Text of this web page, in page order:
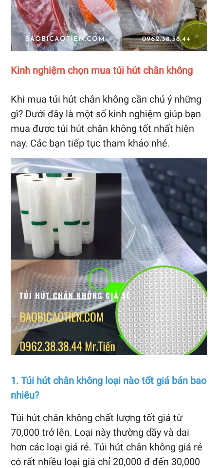
Kinh nghiệm chọn mua túi hút chân không
Khi mua túi hút chân không cần chú ý những
gì? Dưới đây là một số kinh nghiệm giúp bạn
mua được túi hút chân không tốt nhất hiện
nay. Các bạn tiếp tục tham khảo nhé.
1. Túi hút chân không loại nào tốt giá bán bao
nhiêu?
Túi hút chân không chất lượng tốt giá từ
70,000 trở lên. Loại này thường dầy và dai
hơn các loại giá rẻ. Túi hút chân không giá rẻ
có rất nhiều loại giá chỉ 20,000 đ đến 30,000